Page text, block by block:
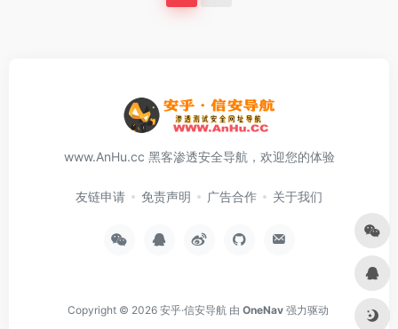
www.AnHu.cc 黑客渗透安全导航，欢迎您的体验
友链申请 免责声明 广告合作 关于我们
Copyright © 2026 安乎·信安导航由 OneNav 强力驱动